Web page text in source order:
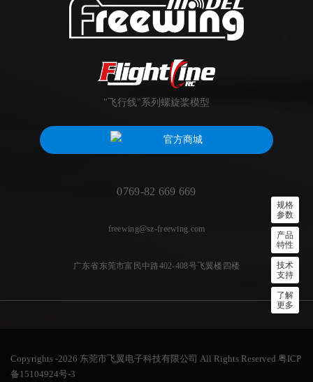
规格
参数
产品
特性
技术
支持
了解
更多
"飞行线"系列螺旋桨模型
官方商城
0769-82 669 669
freewing@sz-freewing.com
广东省东莞市富民中路402-408号飞翼楼四楼
Copyrights -2026 东莞市飞翼电子科技有限公司 All Rights Reserved 粤ICP
备15104924号-3